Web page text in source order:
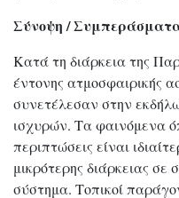
Σύνοψη /
Κατά τη διάρκεια της
έντονης ατμοσφαιρικής
συνετέλεσαν στην
ισχυρών. Τα φαινόμενα
περιπτώσεις είναι
μικρότερης διάρκειας
σύστημα. Τοπικοί